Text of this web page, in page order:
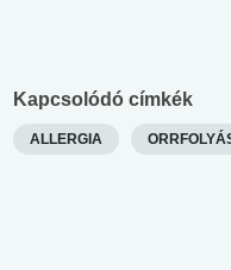
Kapcsolódó címkék
ALLERGIA